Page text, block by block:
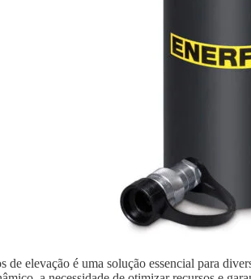
de elevação é uma solução essencial para